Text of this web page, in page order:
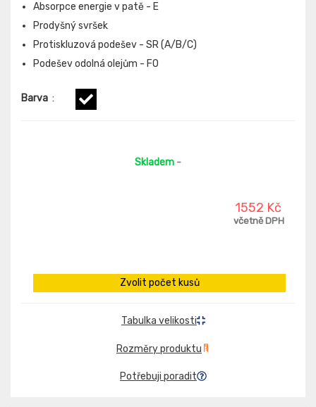
Absorpce energie v patě - E
Prodyšný svršek
Protiskluzová podešev - SR (A/B/C)
Podešev odolná olejům - FO
Barva :
Skladem -
1552 Kč
včetně DPH
Zvolit počet kusů
Tabulka velikosti
Rozměry produktu
Potřebuji poradit